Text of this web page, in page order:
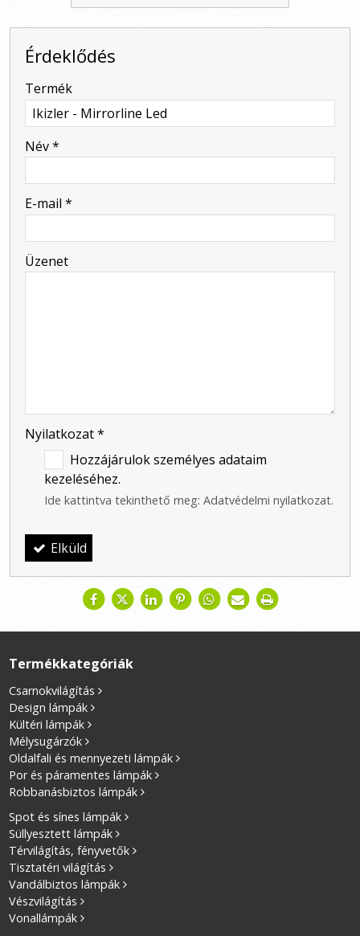
Érdeklődés
-
Termék
Név*
E-mail *
Üzenet
Nyilatkozat*
Hozzájárulok személyes adataim
kezeléséhez.
Ide kattintva tekinthető meg: Adatvédelmi nyilatkozat.
Elküld
Termékkategóriák
Csarnokvilágítás
Design lámpák
Kültéri lámpák
Mélysugárzók
Oldalfali és mennyezeti lámpák
Por és páramentes lámpák
Robbanásbiztos lámpák
Spot és sínes lámpák
Süllyesztett lámpák
Térvilágítás, fényvetők
Tisztatéri világítás
Vandálbiztos lámpák
Vészvilágítás
Vonallámpák